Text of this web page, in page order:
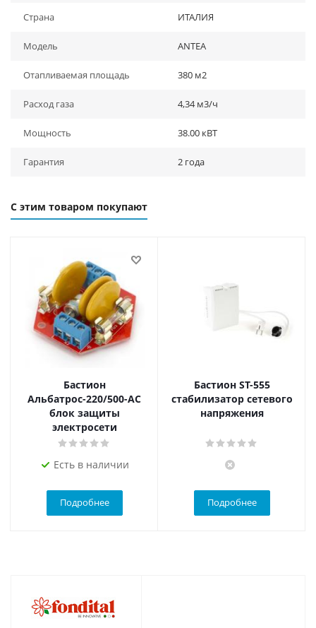
Страна ИТАЛИЯ
Модель ANTEA
Отапливаемая площадь 380 м2
Расход газа 4,34 м3/ч
Мощность 38.00 кВТ
Гарантия 2 года
С этим товаром покупают
Бастион
Альбатрос-220/500-АС
блок защиты
электросети
Есть в наличии
Подробнее
Бастион ST-555
стабилизатор сетевого
напряжения
Подробнее